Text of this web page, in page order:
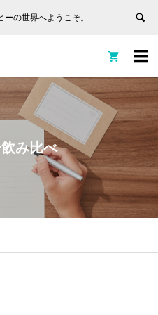
の世界へようこそ。


み比べ